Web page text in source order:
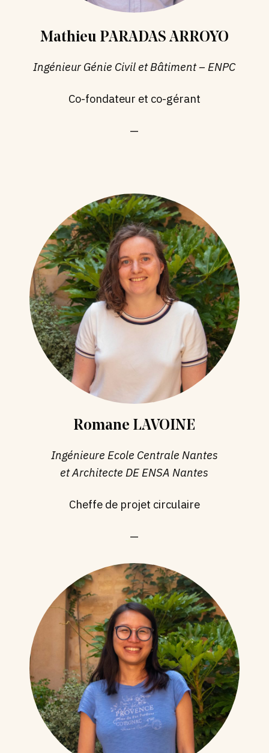
Mathieu PARADAS ARROYO
Ingénieur Génie Civil et Bâtiment – ENPC
Co-fondateur et co-gérant
—
Romane LAVOINE
Ingénieure Ecole Centrale Nantes
et Architecte DE ENSA Nantes
Cheffe de projet circulaire
—